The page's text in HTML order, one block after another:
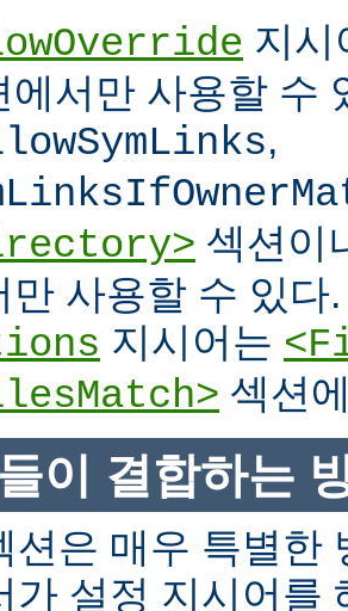
지
에서만 사용할 수
,
섹션이
만 사용할 수 있다.
지시어는
섹션
이 결합하는
션은 매우 특별한
가 설정 지시어를